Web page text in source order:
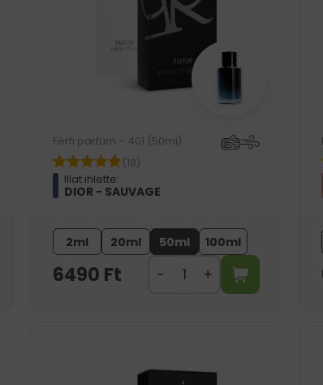
Férfi parfüm – 401 (50ml)
(18)
Illat ihlette:
DIOR - SAUVAGE
2ml 20ml 50ml 100ml
6490 Ft